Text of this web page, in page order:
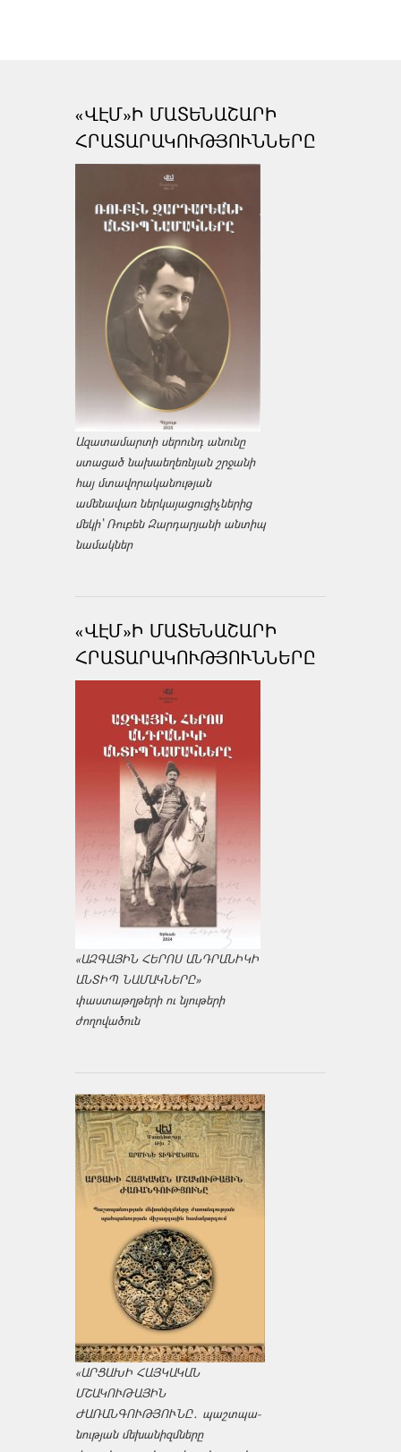
«ՎԷՄ»Ի ՄԱՏԵՆԱՇԱՐԻ
ՀՐԱՏԱՐԱԿՈՒԹՅՈՒՆՆԵՐԸ
Ազատամարտի սերունդ անունը
ստացած նախաեղեռնյան շրջանի
հայ մտավորականության
ամենավառ ներկայացուցիչներից
մեկի՝ Ռուբեն Զարդարյանի անտիպ
նամակներ
«ՎԷՄ»Ի ՄԱՏԵՆԱՇԱՐԻ
ՀՐԱՏԱՐԱԿՈՒԹՅՈՒՆՆԵՐԸ
«ԱԶԳԱՅԻՆ ՀԵՐՈՍ ԱՆԴՐԱՆԻԿԻ
ԱՆՏԻՊ ՆԱՄԱԿՆԵՐԸ»
փաստաթղթերի ու նյութերի
ժողովածուն
«ԱՐՑԱԽԻ ՀԱՅԿԱԿԱՆ
ՄՇԱԿՈՒԹԱՅԻՆ
ԺԱՌԱՆԳՈՒԹՅՈՒՆԸ․ պաշտպա­
նության մեխանիզմները